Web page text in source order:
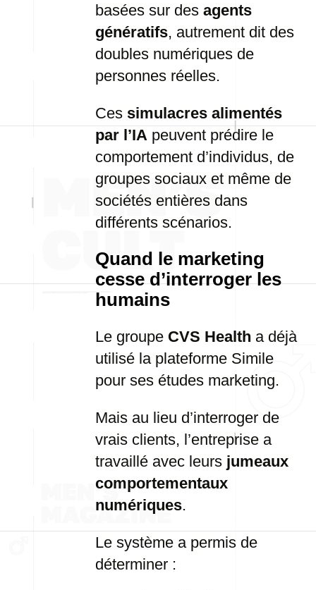
basées sur des agents
génératifs, autrement dit des
doubles numériques de
personnes réelles.
Ces simulacres alimentés
par l’IA peuvent prédire le
comportement d’individus, de
groupes sociaux et même de
sociétés entières dans
différents scénarios.
Quand le marketing
cesse d’interroger les
humains
Le groupe CVS Health a déjà
utilisé la plateforme Simile
pour ses études marketing.
Mais au lieu d’interroger de
vrais clients, l’entreprise a
travaillé avec leurs jumeaux
comportementaux
numériques.
Le système a permis de
déterminer :